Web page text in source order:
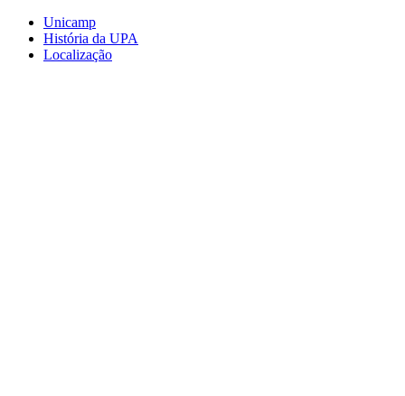
Conteúdo principal
Unicamp
História da UPA
Localização